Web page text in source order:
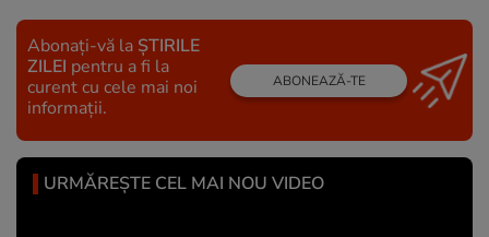
Abonați-vă la ȘTIRILE
ZILEI pentru a fi la
curent cu cele mai noi
informații.
ABONEAZĂ-TE
URMĂREȘTE CEL MAI NOU VIDEO